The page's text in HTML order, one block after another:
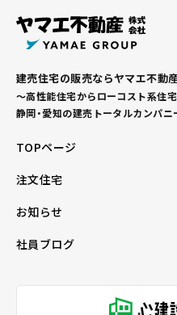
建売住宅の販売ならヤマエ不動
～高性能住宅からローコスト系住
静岡・愛知の建売トータルカンパニ
TOPページ
注文住宅
お知らせ
社員ブログ